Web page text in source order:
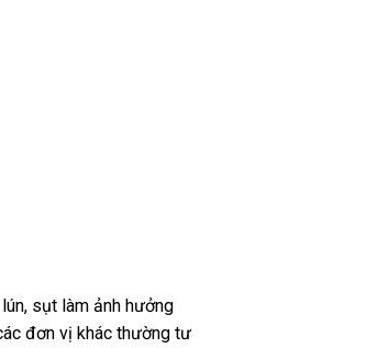
sụt làm ảnh hưởng
đơn vị khác thường tư